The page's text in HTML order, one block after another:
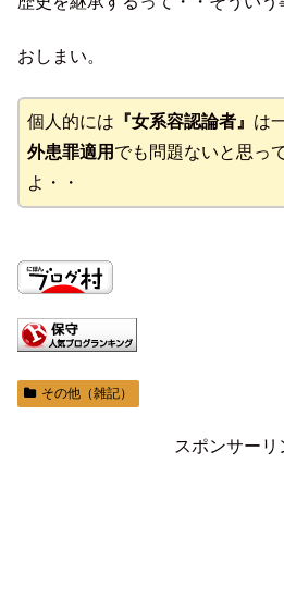
おしまい。
個人的には 『女系容認論者』 は
外患罪適用 でも問題ないと思っ
よ・・
その他（雑記）
スポンサーリ